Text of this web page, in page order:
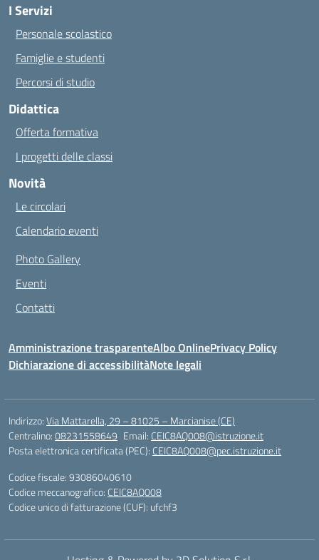
I Servizi
Personale scolastico
Famiglie e studenti
Percorsi di studio
Didattica
Offerta formativa
I progetti delle classi
Novità
Le circolari
Calendario eventi
Photo Gallery
Eventi
Contatti
Amministrazione trasparenteAlbo OnlinePrivacy Policy
Dichiarazione di accessibilitàNote legali
Indirizzo:Via Mattarella, 29 – 81025 – Marcianise (CE)
Centralino:08231558649 Email: CEIC8AQ008@istruzione.it
Posta elettronica certificata (PEC): CEIC8AQ008@pec.istruzione.it
Codice fiscale: 93086040610
Codice meccanografico: CEIC8AQ008
Codice unico di fatturazione (CUF): ufchf3